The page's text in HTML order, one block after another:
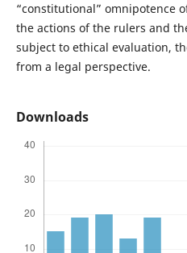
“constitutional” omnipotence
the actions of the rulers and
subject to ethical evaluation,
from a legal perspective.
Downloads